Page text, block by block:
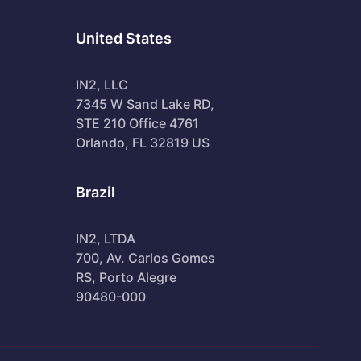
United States
IN2, LLC
7345 W Sand Lake RD,
STE 210 Office 4761
Orlando, FL 32819 US
Brazil
IN2, LTDA
700, Av. Carlos Gomes
RS, Porto Alegre
90480-000